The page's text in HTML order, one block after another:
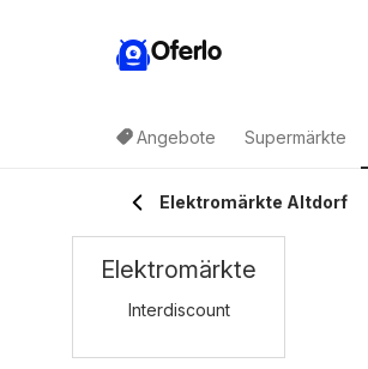
Oferlo
Angebote Supermärkte
Elektromärkte Altdorf
Elektromärkte
Interdiscount